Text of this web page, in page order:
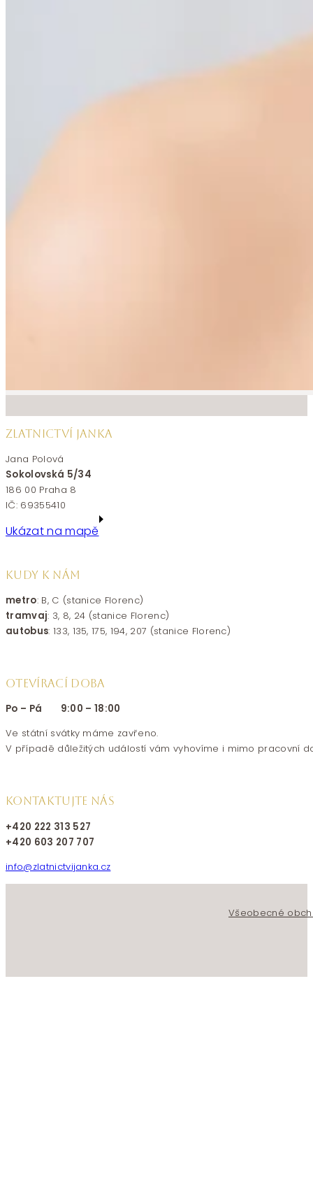
ZLATNICTVÍ JANKA
Jana Polová
Sokolovská 5/34
186 00 Praha 8
IČ: 69355410
Ukázat na mapě
KUDY K NÁM
metro: B, C (stanice Florenc)
tramvaj: 3, 8, 24 (stanice Florenc)
autobus: 133, 135, 175, 194, 207 (stanice Florenc)
OTEVÍRACÍ DOBA
Po – Pá 9:00 – 18:00
Ve státní svátky máme zavřeno.
V případě důležitých událostí vám vyhovíme i mimo pracovní
KONTAKTUJTE NÁS
+420 222 313 527
+420 603 207 707
info@zlatnictvijanka.cz
Všeobecné